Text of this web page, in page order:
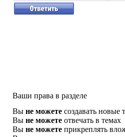
Ваши права в разделе
Вы не можете создавать новые
Вы не можете отвечать в темах
Вы не можете прикреплять